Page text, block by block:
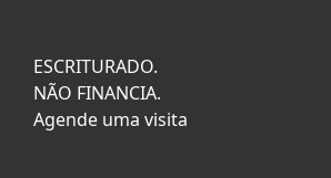
ESCRITURADO.
NÃO FINANCIA.
Agende uma visita